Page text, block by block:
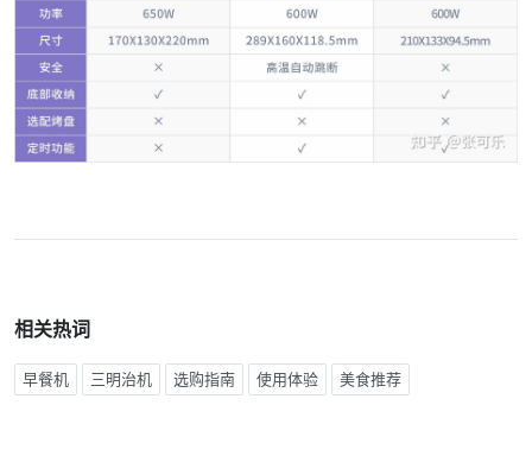
相关热词
早餐机 三明治机 选购指南 使用体验 美食推荐